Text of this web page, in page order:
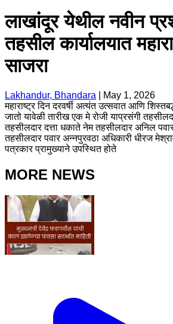
लाखांदूर येथील नवीन
तहसील कार्यालयात
साजरा
Lakhandur, Bhandara
May 1, 2026
महाराष्ट्र दिन दरवर्षी अत्यंत उत्सवात आणि
जातो यावेळी तारीख एक मे रोजी याप्रसंगी
तहसीलदार दत्ता धकाते नेम तहसीलदार अनिल
तहसीलदार पवार अन्नपुरवठा अधिकारी धीरज
पत्रकार प्रामुख्याने उपस्थित होते
MORE NEWS